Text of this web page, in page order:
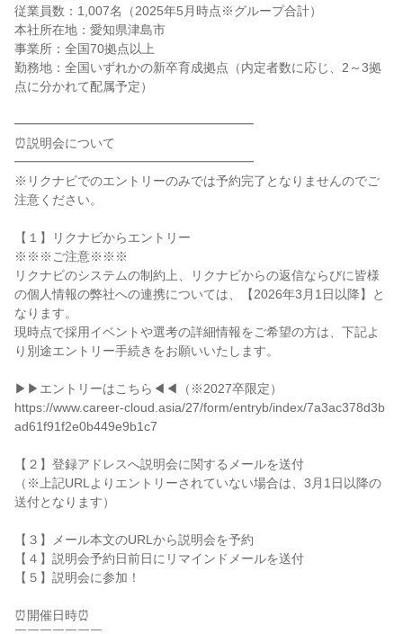
従業員数：1,007名（2025年5月時点※グループ合計）
本社所在地：愛知県津島市
事業所：全国70拠点以上
勤務地：全国いずれかの新卒育成拠点（内定者数に応じ、2～3拠
点に分かれて配属予定）
━━━━━━━━━━━━━━━━━━━
⏰説明会について
━━━━━━━━━━━━━━━━━━━
※リクナビでのエントリーのみでは予約完了となりませんのでご
注意ください。
【１】リクナビからエントリー
※※※ご注意※※※
リクナビのシステムの制約上、リクナビからの返信ならびに皆様
の個人情報の弊社への連携については、【2026年3月1日以降】と
なります。
現時点で採用イベントや選考の詳細情報をご希望の方は、下記よ
り別途エントリー手続きをお願いいたします。
▶▶エントリーはこちら◀◀（※2027卒限定）
https://www.career-cloud.asia/27/form/entryb/index/7a3ac378d3b
ad61f91f2e0b449e9b1c7
【２】登録アドレスへ説明会に関するメールを送付
（※上記URLよりエントリーされていない場合は、3月1日以降の
送付となります）
【３】メール本文のURLから説明会を予約
【４】説明会予約日前日にリマインドメールを送付
【５】説明会に参加！
⏰開催日時⏰